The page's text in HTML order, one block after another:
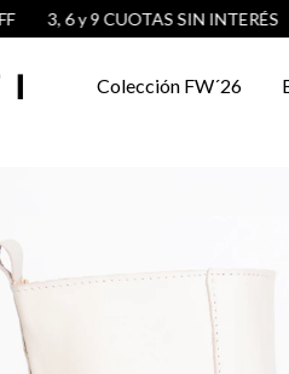
3, 6 y 9 CUOTAS SIN INTERÉS
Colección FW´26